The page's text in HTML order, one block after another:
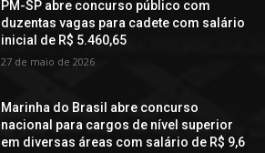
PM-SP abre concurso público com
duzentas vagas para cadete com salário
inicial de R$ 5.460,65
27 de maio de 2026
Marinha do Brasil abre concurso
nacional para cargos de nível superior
em diversas áreas com salário de R$ 9,6